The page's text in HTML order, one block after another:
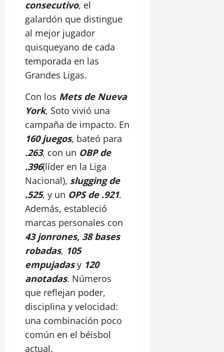
consecutivo, el
galardón que distingue
al mejor jugador
quisqueyano de cada
temporada en las
Grandes Ligas.
Con los Mets de Nueva
York, Soto vivió una
campaña de impacto. En
160 juegos, bateó para
.263, con un OBP de
.396(líder en la Liga
Nacional), slugging de
.525, y un OPS de .921.
Además, estableció
marcas personales con
43 jonrones, 38 bases
robadas, 105
empujadasy 120
anotadas. Números
que reflejan poder,
disciplina y velocidad:
una combinación poco
común en el béisbol
actual.